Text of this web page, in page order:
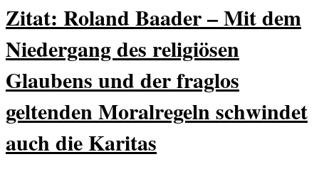
Zitat: Roland Baader – Mit dem
Niedergang des religiösen
Glaubens und der fraglos
geltenden Moralregeln schwindet
auch die Karitas